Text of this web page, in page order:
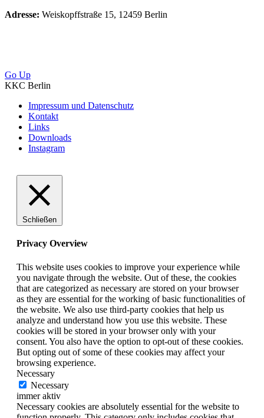
Adresse: Weiskopffstraße 15, 12459 Berlin
Go Up
KKC Berlin
Impressum und Datenschutz
Kontakt
Links
Downloads
Instagram
Schließen
Privacy Overview
This website uses cookies to improve your experience while
you navigate through the website. Out of these, the cookies
that are categorized as necessary are stored on your browser
as they are essential for the working of basic functionalities of
the website. We also use third-party cookies that help us
analyze and understand how you use this website. These
cookies will be stored in your browser only with your
consent. You also have the option to opt-out of these cookies.
But opting out of some of these cookies may affect your
browsing experience.
Necessary
Necessary
immer aktiv
Necessary cookies are absolutely essential for the website to